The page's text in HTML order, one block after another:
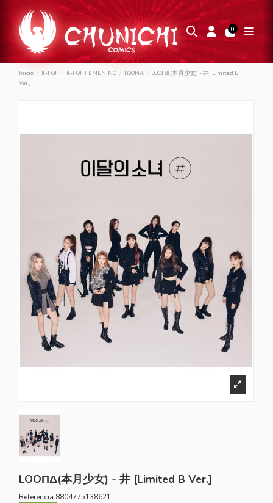
0
Inicio K-POP K-POP FEMENINO LOONA
LOOΠΔ(本月少女) - 井 [Limited B
Ver.]
LOOΠΔ(本月少女) - 井 [Limited B Ver.]
Referencia 8804775138621